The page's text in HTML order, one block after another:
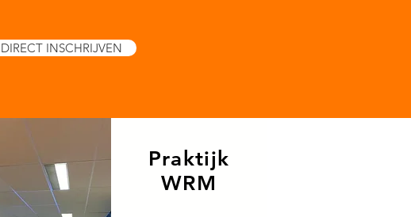
DIRECT INSCHRIJVEN
Praktijk
WRM